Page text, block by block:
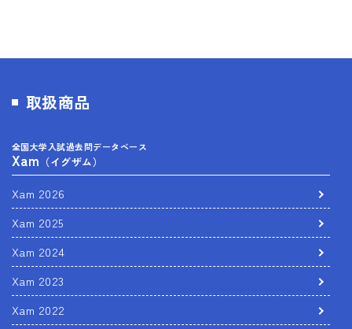
取扱商品
全国大学入試過去問データベース
Xam （イグザム）
Xam 2026
Xam 2025
Xam 2024
Xam 2023
Xam 2022